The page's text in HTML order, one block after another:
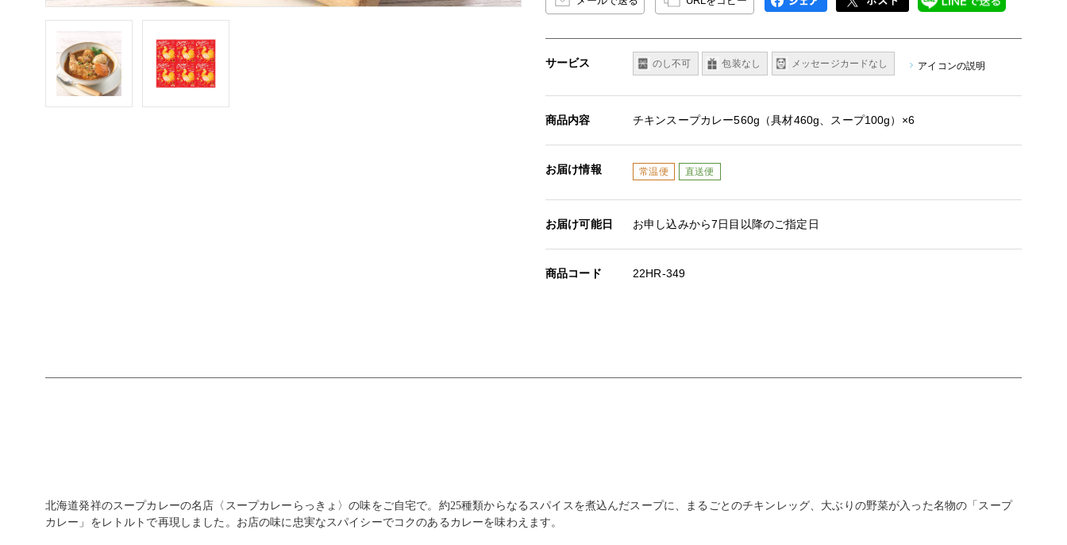
サービス のし不可 包装なし メッセージカードなし アイコンの説明
商品内容 チキンスープカレー560g（具材460g、スープ100g）×6
お届け情報 常温便 直送便
お届け可能日 お申し込みから7日目以降のご指定日
商品コード 22HR-349
北海道発祥のスープカレーの名店〈スープカレーらっきょ〉の味をご自宅で。約25種類からなるスパイスを煮込んだスープに、まるごとのチキンレッグ、大ぶりの野菜が入った名物の「スープ
カレー」をレトルトで再現しました。お店の味に忠実なスパイシーでコクのあるカレーを味わえます。